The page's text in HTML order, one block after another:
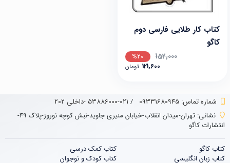
کتاب کار طلایی فارسی دوم
کاگو
152,000
%20
121,600 تومان
شماره تماس‌: 09331680945 / 021-53886000 -داخلی 202
نشانی:
تهران-میدان انقلاب-خیابان منیری جاوید-نبش کوچه نوروز-پلاک 49-
انتشارات کاگو
کتاب کاگو
کتاب‌‌ کمک درسی
کتاب زبان انگلیسی
کتاب کودک و نوجوان